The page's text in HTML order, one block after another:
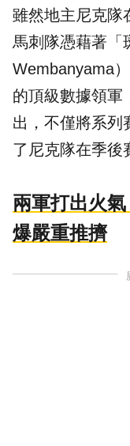
雖然地主尼克隊
馬刺隊憑藉著「
Wembanyama
的頂級數據領軍
出，不僅將系列
了尼克隊在季後
兩軍打出火氣
爆嚴重推擠